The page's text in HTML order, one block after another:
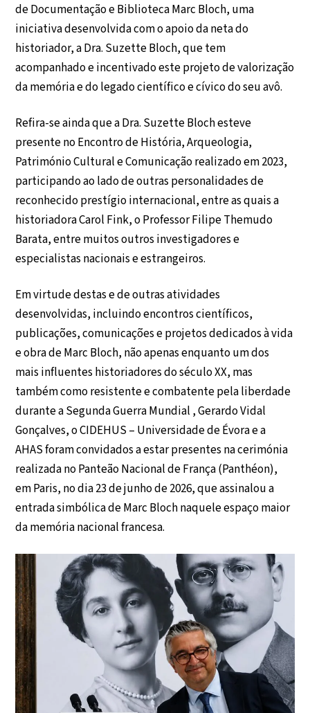
de Documentação e Biblioteca Marc Bloch, uma
iniciativa desenvolvida com o apoio da neta do
historiador, a Dra. Suzette Bloch, que tem
acompanhado e incentivado este projeto de valorização
da memória e do legado científico e cívico do seu avô.
Refira-se ainda que a Dra. Suzette Bloch esteve
presente no Encontro de História, Arqueologia,
Património Cultural e Comunicação realizado em 2023,
participando ao lado de outras personalidades de
reconhecido prestígio internacional, entre as quais a
historiadora Carol Fink, o Professor Filipe Themudo
Barata, entre muitos outros investigadores e
especialistas nacionais e estrangeiros.
Em virtude destas e de outras atividades
desenvolvidas, incluindo encontros científicos,
publicações, comunicações e projetos dedicados à vida
e obra de Marc Bloch, não apenas enquanto um dos
mais influentes historiadores do século XX, mas
também como resistente e combatente pela liberdade
durante a Segunda Guerra Mundial , Gerardo Vidal
Gonçalves, o CIDEHUS – Universidade de Évora e a
AHAS foram convidados a estar presentes na cerimónia
realizada no Panteão Nacional de França (Panthéon),
em Paris, no dia 23 de junho de 2026, que assinalou a
entrada simbólica de Marc Bloch naquele espaço maior
da memória nacional francesa.